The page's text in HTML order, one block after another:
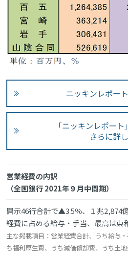
ニッキンレポー
「ニッキンレポー
さらに詳
営業経費の内訳
（全国銀行 2021年９月中間期）
開示46行合計で▲3.5％、１兆2,874
経費に占める給与・手当、最高は東
主な掲載項目：営業経費合計、うち給与
ち福利厚生費、うち減価償却費、うち土